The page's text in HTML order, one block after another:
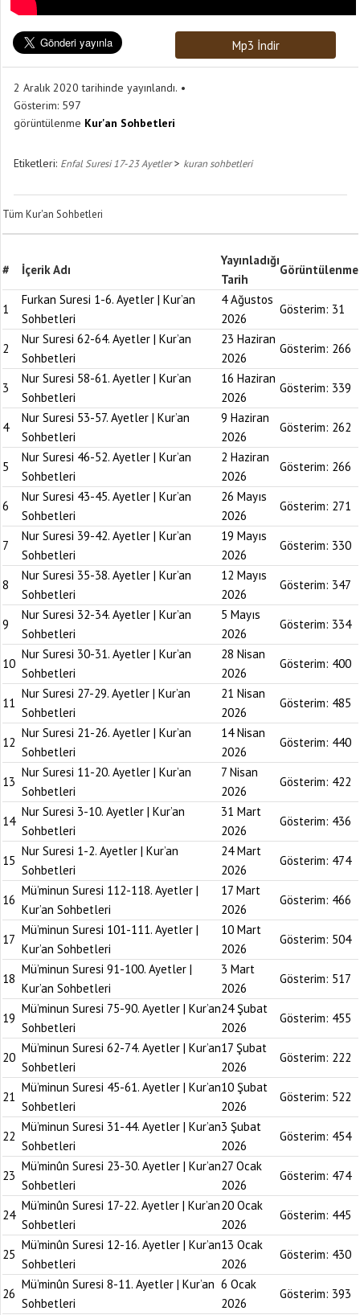
Mp3 İndir
2 Aralık 2020 tarihinde yayınlandı.
Gösterim: 597
görüntülenme Kur'an Sohbetleri
Etiketleri: Enfal Suresi 17-23 Ayetler> kuran sohbetleri
Tüm Kur'an Sohbetleri
# İçerik Adı
Yayınladığı
Tarih
Görüntülenme
1
Furkan Suresi 1-6. Ayetler | Kur’an
Sohbetleri
4 Ağustos
2026
Gösterim: 31
2
Nur Suresi 62-64. Ayetler | Kur’an
Sohbetleri
23 Haziran
2026
Gösterim: 266
3
Nur Suresi 58-61. Ayetler | Kur’an
Sohbetleri
16 Haziran
2026
Gösterim: 339
4
Nur Suresi 53-57. Ayetler | Kur’an
Sohbetleri
9 Haziran
2026
Gösterim: 262
5
Nur Suresi 46-52. Ayetler | Kur’an
Sohbetleri
2 Haziran
2026
Gösterim: 266
6
Nur Suresi 43-45. Ayetler | Kur’an
Sohbetleri
26 Mayıs
2026
Gösterim: 271
7
Nur Suresi 39-42. Ayetler | Kur’an
Sohbetleri
19 Mayıs
2026
Gösterim: 330
8
Nur Suresi 35-38. Ayetler | Kur’an
Sohbetleri
12 Mayıs
2026
Gösterim: 347
9
Nur Suresi 32-34. Ayetler | Kur’an
Sohbetleri
5 Mayıs
2026
Gösterim: 334
10
Nur Suresi 30-31. Ayetler | Kur’an
Sohbetleri
28 Nisan
2026
Gösterim: 400
11
Nur Suresi 27-29. Ayetler | Kur’an
Sohbetleri
21 Nisan
2026
Gösterim: 485
12
Nur Suresi 21-26. Ayetler | Kur’an
Sohbetleri
14 Nisan
2026
Gösterim: 440
13
Nur Suresi 11-20. Ayetler | Kur’an
Sohbetleri
7 Nisan
2026
Gösterim: 422
14
Nur Suresi 3-10. Ayetler | Kur’an
Sohbetleri
31 Mart
2026
Gösterim: 436
15
Nur Suresi 1-2. Ayetler | Kur’an
Sohbetleri
24 Mart
2026
Gösterim: 474
16
Mü’minun Suresi 112-118. Ayetler |
Kur’an Sohbetleri
17 Mart
2026
Gösterim: 466
17
Mü’minun Suresi 101-111. Ayetler |
Kur’an Sohbetleri
10 Mart
2026
Gösterim: 504
18
Mü’minun Suresi 91-100. Ayetler |
Kur’an Sohbetleri
3 Mart
2026
Gösterim: 517
19
Mü’minun Suresi 75-90. Ayetler | Kur’an
Sohbetleri
24 Şubat
2026
Gösterim: 455
20
Mü’minun Suresi 62-74. Ayetler | Kur’an
Sohbetleri
17 Şubat
2026
Gösterim: 222
21
Mü’minun Suresi 45-61. Ayetler | Kur’an
Sohbetleri
10 Şubat
2026
Gösterim: 522
22
Mü’minun Suresi 31-44. Ayetler | Kur’an
Sohbetleri
3 Şubat
2026
Gösterim: 454
23
Mü’minûn Suresi 23-30. Ayetler | Kur’an
Sohbetleri
27 Ocak
2026
Gösterim: 474
24
Mü’minûn Suresi 17-22. Ayetler | Kur’an
Sohbetleri
20 Ocak
2026
Gösterim: 445
25
Mü’minûn Suresi 12-16. Ayetler | Kur’an
Sohbetleri
13 Ocak
2026
Gösterim: 430
26
Mü’minûn Suresi 8-11. Ayetler | Kur’an
Sohbetleri
6 Ocak
2026
Gösterim: 393